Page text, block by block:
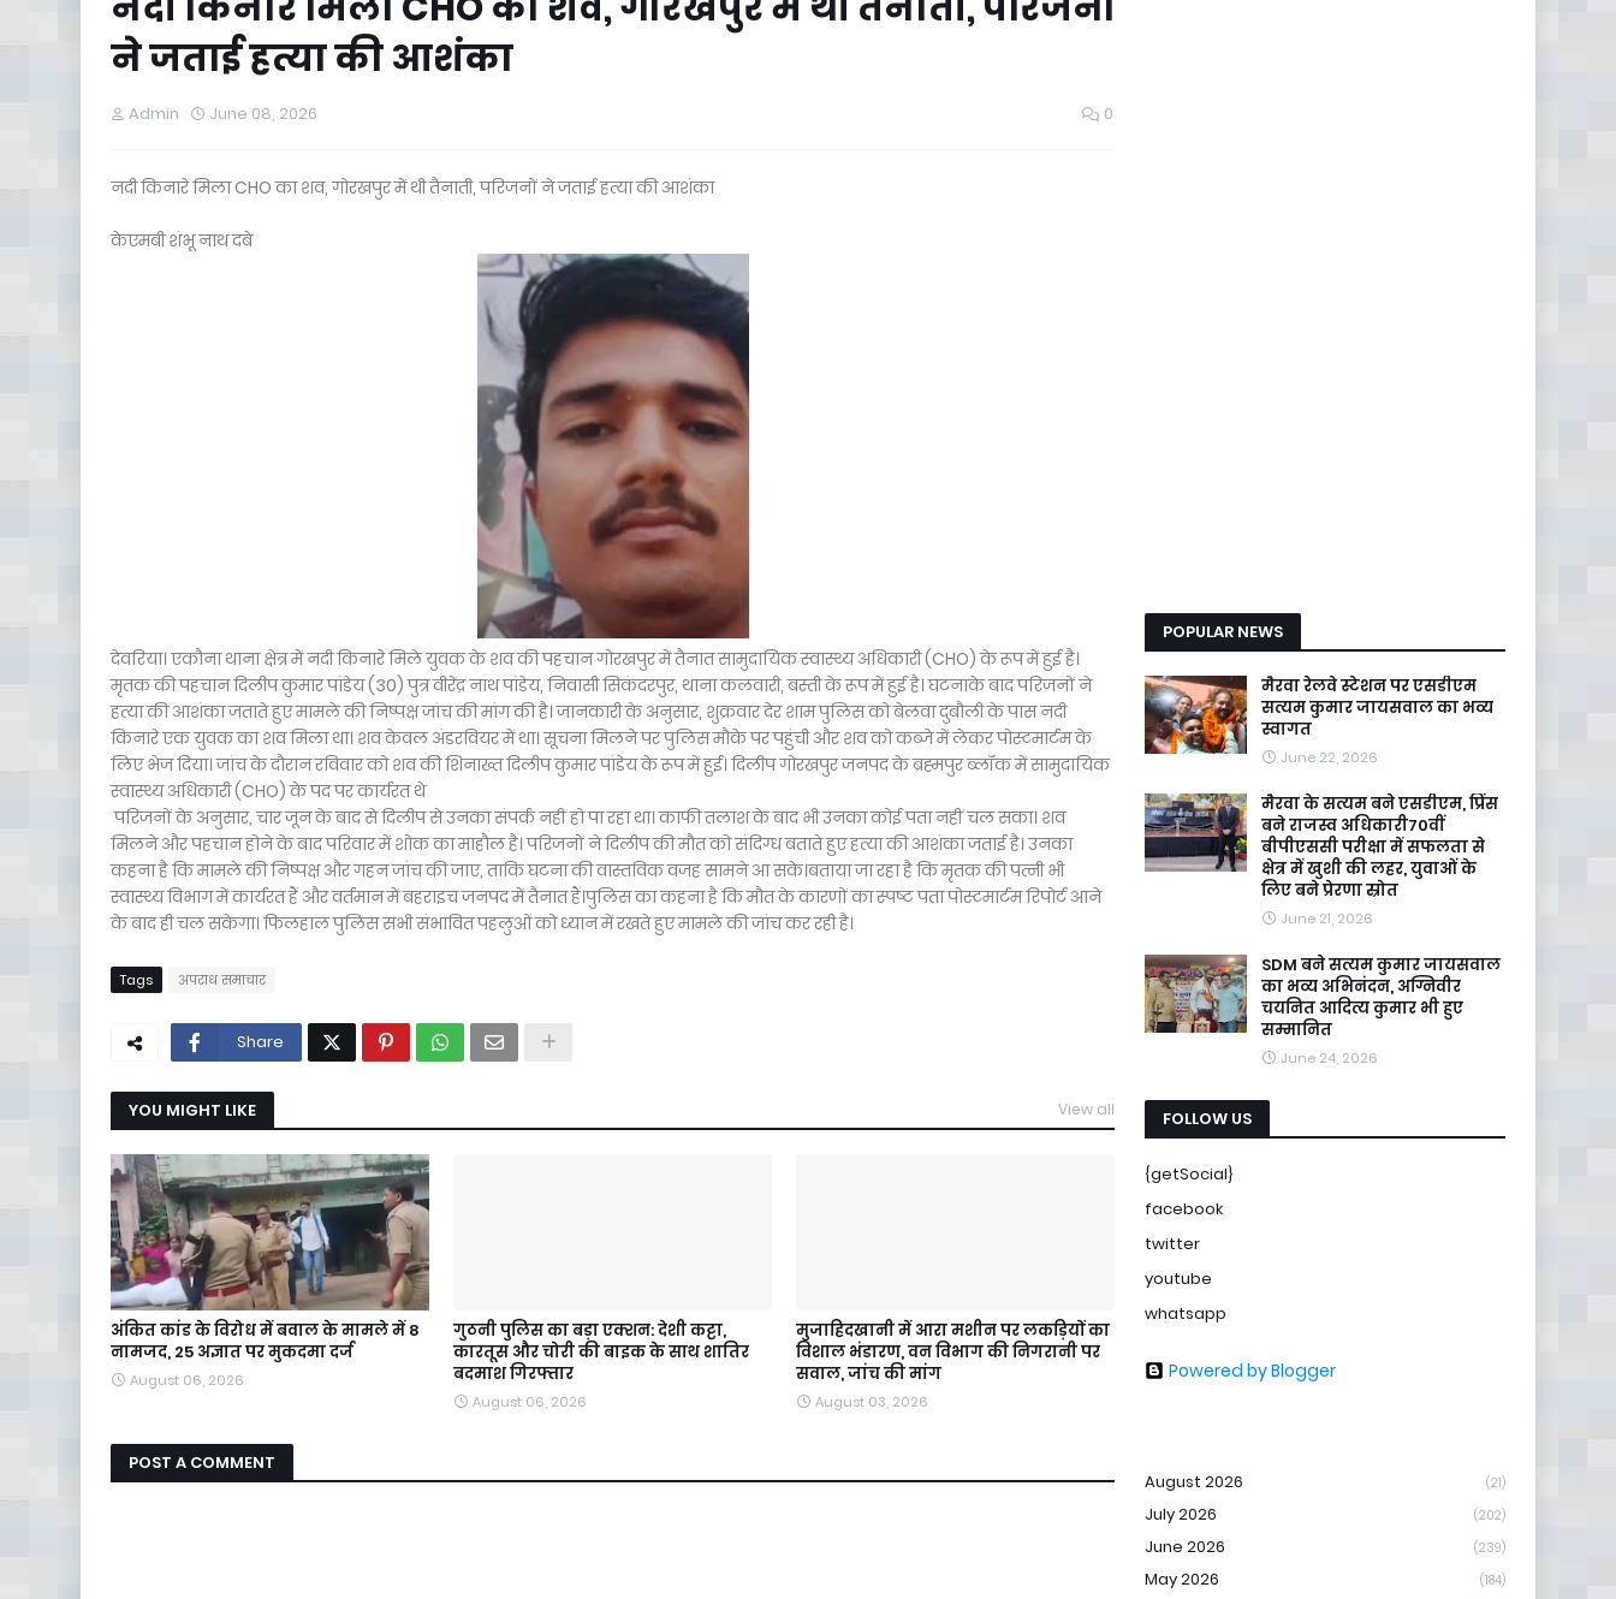
ने जताई हत्या की आशंका
Admin June 08, 2026 0
नदी किनारे मिला CHO का शव, गोरखपुर में थी तैनाती, परिजनों ने जताई हत्या की आशंका
केएमबी शंभू नाथ दबे
देवरिया। एकौना थाना क्षेत्र में नदी किनारे मिले युवक के शव की पहचान गोरखपुर में तैनात सामुदायिक स्वास्थ्य अधिकारी (CHO) के रूप में हुई है।
मृतक की पहचान दिलीप कुमार पांडेय (30) पुत्र वीरेंद्र नाथ पांडेय, निवासी सिकंदरपुर, थाना कलवारी, बस्ती के रूप में हुई है। घटनाके बाद परिजनों ने
हत्या की आशंका जताते हुए मामले की निष्पक्ष जांच की मांग की है। जानकारी के अनुसार, शुक्रवार देर शाम पुलिस को बेलवा दुबौली के पास नदी
किनारे एक युवक का शव मिला था। शव केवल अंडरवियर में था। सूचना मिलने पर पुलिस मौके पर पहुंची और शव को कब्जे में लेकर पोस्टमार्टम के
लिए भेज दिया। जांच के दौरान रविवार को शव की शिनाख्त दिलीप कुमार पांडेय के रूप में हुई। दिलीप गोरखपुर जनपद के ब्रह्मपुर ब्लॉक में सामुदायिक
स्वास्थ्य अधिकारी (CHO) के पद पर कार्यरत थे
परिजनों के अनुसार, चार जून के बाद से दिलीप से उनका संपर्क नहीं हो पा रहा था। काफी तलाश के बाद भी उनका कोई पता नहीं चल सका। शव
मिलने और पहचान होने के बाद परिवार में शोक का माहौल है। परिजनों ने दिलीप की मौत को संदिग्ध बताते हुए हत्या की आशंका जताई है। उनका
कहना है कि मामले की निष्पक्ष और गहन जांच की जाए, ताकि घटना की वास्तविक वजह सामने आ सके।बताया जा रहा है कि मृतक की पत्नी भी
स्वास्थ्य विभाग में कार्यरत हैं और वर्तमान में बहराइच जनपद में तैनात हैं।पुलिस का कहना है कि मौत के कारणों का स्पष्ट पता पोस्टमार्टम रिपोर्ट आने
के बाद ही चल सकेगा। फिलहाल पुलिस सभी संभावित पहलुओं को ध्यान में रखते हुए मामले की जांच कर रही है।
Tags अपराध समाचार
Share
YOU MIGHT LIKE View all
अंकित कांड के विरोध में बवाल के मामले में 8
नामजद, 25 अज्ञात पर मुकदमा दर्ज
August 06, 2026
गुठनी पुलिस का बड़ा एक्शन: देशी कट्टा,
कारतूस और चोरी की बाइक के साथ शातिर
बदमाश गिरफ्तार
August 06, 2026
मुजाहिदखानी में आरा मशीन पर लकड़ियों का
विशाल भंडारण, वन विभाग की निगरानी पर
सवाल, जांच की मांग
August 03, 2026
POST A COMMENT
POPULAR NEWS
मैरवा रेलवे स्टेशन पर एसडीएम
सत्यम कुमार जायसवाल का भव्य
स्वागत
June 22, 2026
मैरवा के सत्यम बने एसडीएम, प्रिंस
बने राजस्व अधिकारी70वीं
बीपीएससी परीक्षा में सफलता से
क्षेत्र में खुशी की लहर, युवाओं के
लिए बने प्रेरणा स्रोत
June 21, 2026
SDM बने सत्यम कुमार जायसवाल
का भव्य अभिनंदन, अग्निवीर
चयनित आदित्य कुमार भी हुए
सम्मानित
June 24, 2026
FOLLOW US
{getSocial}
facebook
twitter
youtube
whatsapp
Powered by Blogger
August 2026 (21)
July 2026 (202)
June 2026 (239)
May 2026 (184)